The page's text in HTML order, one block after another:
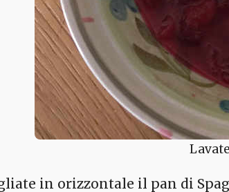
in orizzontale il pan di